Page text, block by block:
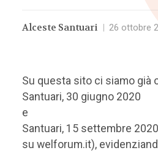
Alceste Santuari 26 ottobre
Su questa sito ci siamo
Santuari, 30 giugno 2020
e
Santuari, 15 settembre 2020
su welforum.it),